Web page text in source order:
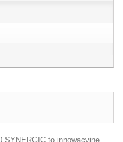
SYNERGIC to innowacyjne